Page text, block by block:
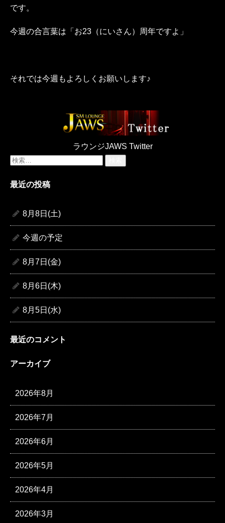
です。
今週の合言葉は「お23（にいさん）周年ですよ」
それでは今週もよろしくお願いします♪
ラウンジJAWS Twitter
検
最近の投稿
8月8日(土)
今週の予定
8月7日(金)
8月6日(木)
8月5日(水)
最近のコメント
アーカイブ
2026年8月
2026年7月
2026年6月
2026年5月
2026年4月
2026年3月